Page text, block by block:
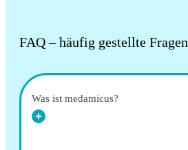
FAQ – häufig gestellte Fragen
Was ist medamicus?